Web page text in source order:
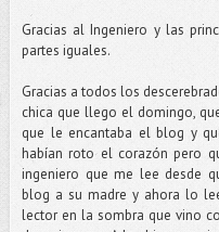
Gracias al Ingeniero y las
partes iguales.
Gracias a todos los
chica que llego el domingo,
que le encantaba el blog y
habían roto el corazón pero
ingeniero que me lee desde
blog a su madre y ahora lo
lector en la sombra que vino